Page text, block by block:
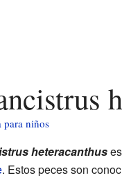
para niños
heteracanthus
. Estos peces son